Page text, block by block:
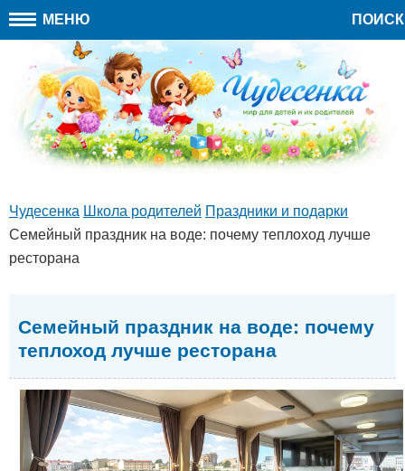
МЕНЮ ПОИСК
Чудесенка Школа родителей Праздники и подарки
Семейный праздник на воде: почему теплоход лучше
ресторана
Семейный праздник на воде: почему
теплоход лучше ресторана